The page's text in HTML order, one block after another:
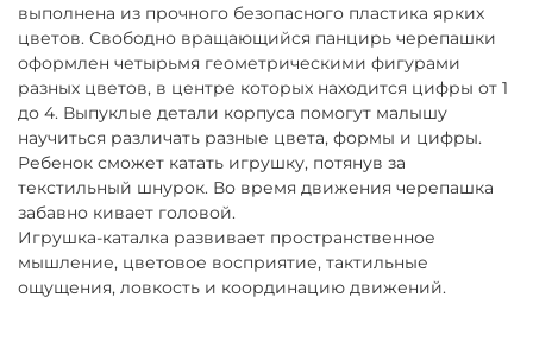
Возврат курьером (по тарифам доставки) или в ПВЗ (ул.
Никулинская 23к1) ежедневно 9:00–21:00
Товар можно вернуть в любой момент самостоятельно
или через нашего курьера, при досрочном возврате
оплата не пересчитывается.
Продлить аренду можно онлайн, сообщив нам
минимум за сутки до окончания срока и оплатив
продление.
выполнена из прочного безопасного пластика ярких
цветов. Свободно вращающийся панцирь черепашки
оформлен четырьмя геометрическими фигурами
разных цветов, в центре которых находится цифры от 1
до 4. Выпуклые детали корпуса помогут малышу
научиться различать разные цвета, формы и цифры.
Ребенок сможет катать игрушку, потянув за
текстильный шнурок. Во время движения черепашка
забавно кивает головой.
Игрушка-каталка развивает пространственное
мышление, цветовое восприятие, тактильные
ощущения, ловкость и координацию движений.